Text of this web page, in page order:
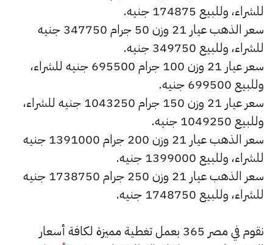
للشراء، وللبيع 174875 جنيه.
سعر الذهب عيار 21 وزن 50 جرام 347750 جنيه
للشراء، وللبيع 349750 جنيه.
سعر عيار 21 وزن 100 جرام 695500 جنيه للشراء،
وللبيع 699500 جنيه.
سعر عيار 21 وزن 150 جرام 1043250 جنيه للشراء،
وللبيع 1049250 جنيه.
سعر الذهب عيار 21 وزن 200 جرام 1391000 جنيه
للشراء، وللبيع 1399000 جنيه.
سعر الذهب عيار 21 وزن 250 جرام 1738750 جنيه
للشراء، وللبيع 1748750 جنيه.
نقوم في مصر 365 بعمل تغطية مميزة لكافة أسعار